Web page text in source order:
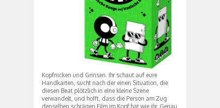
Kopfnicken und Grinsen. Ihr schaut auf eure
Handkarten, sucht nach der einen Situation, die
diesen Beat plötzlich in eine kleine Szene
verwandelt, und hofft, dass die Person am Zug
denselben schrägen Film im Kopf hat wie ihr. Genau